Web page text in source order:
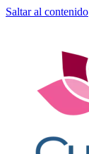
Saltar al contenido